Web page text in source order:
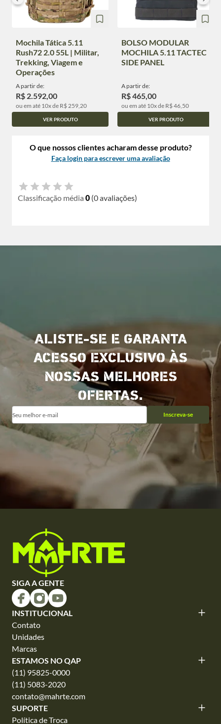
Mochila Tática 5.11
Rush72 2.0 55L | Militar,
Trekking, Viagem e
Operações
A partir de:
R$ 2.592,00
ou em até 10x de R$ 259,20
VER PRODUTO
BOLSO MODULAR
MOCHILA 5.11 TACTEC
SIDE PANEL
A partir de:
R$ 465,00
ou em até 10x de R$ 46,50
VER PRODUTO
O que nossos clientes acharam desse produto?
Faça login para escrever uma avaliação
Classificação média 0 (0 avaliações)
ALISTE-SE E GARANTA
ACESSO EXCLUSIVO ÀS
NOSSAS MELHORES
OFERTAS.
Inscreva-se
SIGA A GENTE
INSTITUCIONAL
Contato
Unidades
Marcas
ESTAMOS NO QAP
(11) 95825-0000
(11) 5083-2020
contato@mahrte.com
SUPORTE
Política de Troca